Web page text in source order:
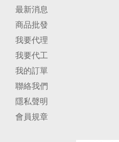
最新消息
商品批發
我要代理
我要代工
我的訂單
聯絡我們
隱私聲明
會員規章